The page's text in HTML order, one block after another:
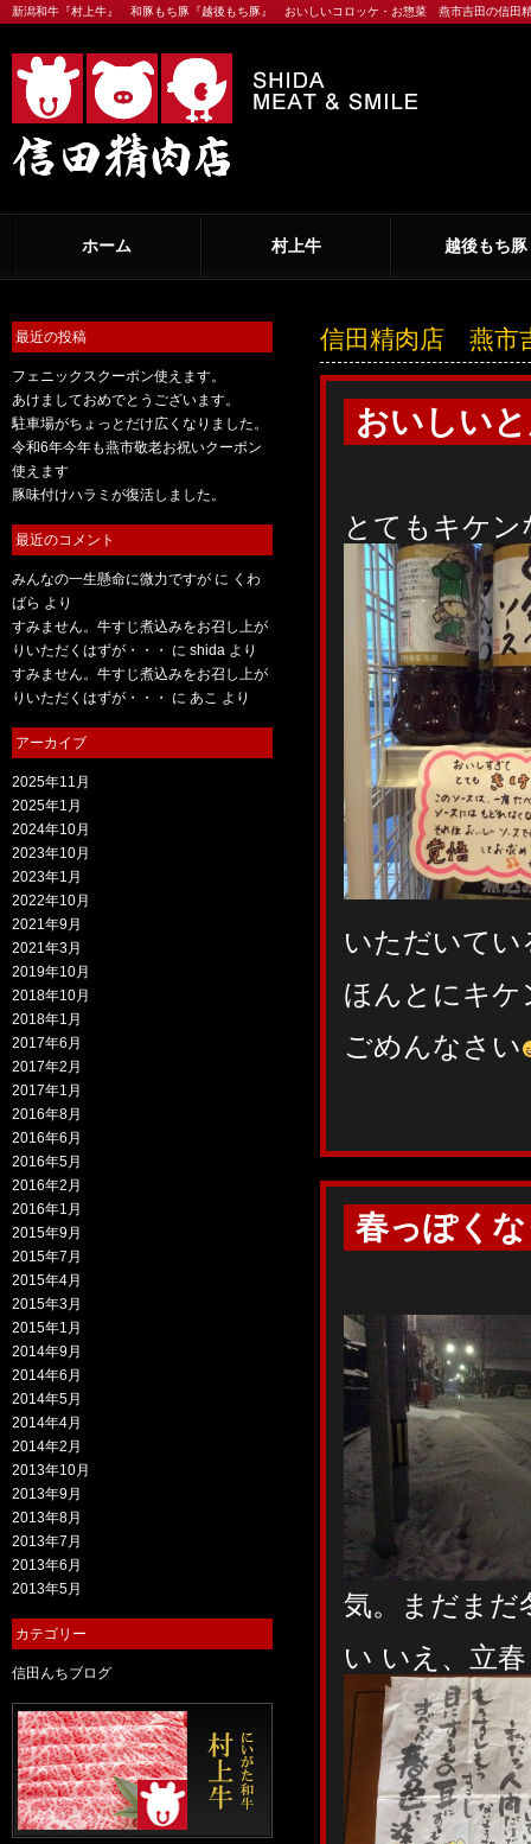
新潟和牛『村上牛』 和豚もち豚『越後もち豚』 おいしいコロッケ・お惣菜 燕市吉田の信田
ホーム 村上牛 越後もち豚
信田精肉店 燕市
おいしい
とてもキケ
いただいて
ほんとにキケ
ごめんなさい
春っぽく
気。まだまだ
い いえ、立
最近の投稿
フェニックスクーポン使えます。
あけましておめでとうございます。
駐車場がちょっとだけ広くなりました。
令和6年今年も燕市敬老お祝いクーポン
使えます
豚味付けハラミが復活しました。
最近のコメント
みんなの一生懸命に微力ですが に くわ
ばら より
すみません。牛すじ煮込みをお召し上が
りいただくはずが・・・
に shida より
すみません。牛すじ煮込みをお召し上が
りいただくはずが・・・
に あこ より
アーカイブ
2025年11月
2025年1月
2024年10月
2023年10月
2023年1月
2022年10月
2021年9月
2021年3月
2019年10月
2018年10月
2018年1月
2017年6月
2017年2月
2017年1月
2016年8月
2016年6月
2016年5月
2016年2月
2016年1月
2015年9月
2015年7月
2015年4月
2015年3月
2015年1月
2014年9月
2014年6月
2014年5月
2014年4月
2014年2月
2013年10月
2013年9月
2013年8月
2013年7月
2013年6月
2013年5月
カテゴリー
信田んちブログ